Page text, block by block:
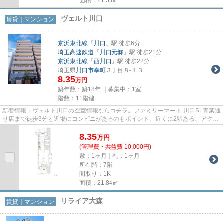
賃貸｜マンション ヴェルト川口
京浜東北線 「 川口 」駅 徒歩6分
埼玉高速鉄道 「 川口元郷 」駅 徒歩21分
京浜東北線 「 西川口 」駅 徒歩22分
埼玉県川口市幸町 ３丁目８-１３
8.35万円
築年数：築18年 ｜募集中： 1室
階数：11階建
新着情報：ヴェルト川口の空室情報ならコチラ。ファミリーマート 川口SL青葉通
り店まで徒歩3分と近場にコンビニがあるのもポイント。近くに2駅ある、アクセ
スが良い物件です。是非ご覧...
8.35万円
(管理費・共益費 10,000円)
敷：1ヶ月｜礼：1ヶ月
所在階：7階
間取り：1K
面積：21.84㎡
賃貸｜マンション リライア大森